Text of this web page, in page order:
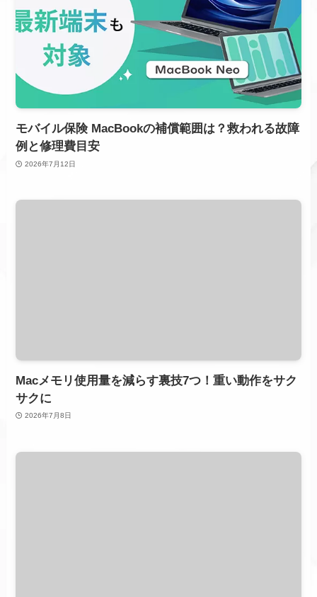
モバイル保険 MacBookの補償範囲は？救われる故障
例と修理費目安
2026年7月12日
Macメモリ使用量を減らす裏技7つ！重い動作をサク
サクに
2026年7月8日